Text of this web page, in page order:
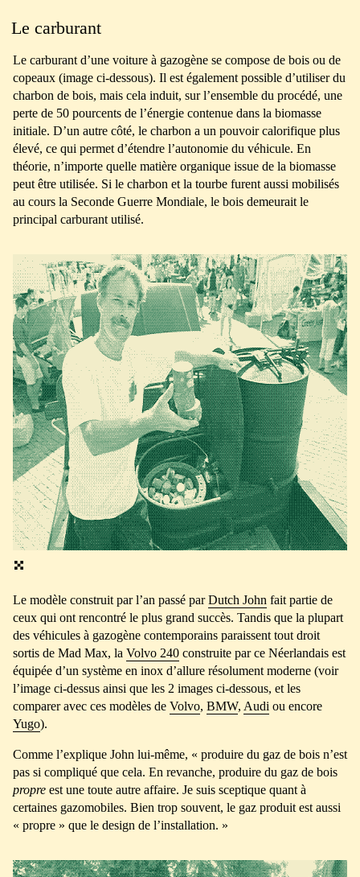
Le carburant
Le carburant d’une voiture à gazogène se compose de bois ou de
copeaux (image ci-dessous). Il est également possible d’utiliser du
charbon de bois, mais cela induit, sur l’ensemble du procédé, une
perte de 50 pourcents de l’énergie contenue dans la biomasse
initiale. D’un autre côté, le charbon a un pouvoir calorifique plus
élevé, ce qui permet d’étendre l’autonomie du véhicule. En
théorie, n’importe quelle matière organique issue de la biomasse
peut être utilisée. Si le charbon et la tourbe furent aussi mobilisés
au cours la Seconde Guerre Mondiale, le bois demeurait le
principal carburant utilisé.
Le modèle construit par l’an passé parDutch John fait partie de
ceux qui ont rencontré le plus grand succès. Tandis que la plupart
des véhicules à gazogène contemporains paraissent tout droit
sortis de Mad Max, la Volvo 240 construite par ce Néerlandais est
équipée d’un système en inox d’allure résolument moderne (voir
l’image ci-dessus ainsi que les 2 images ci-dessous, et les
comparer avec ces modèles de Volvo, BMW, Audi ou encore
Yugo).
Comme l’explique John lui-même, « produire du gaz de bois n’est
pas si compliqué que cela. En revanche, produire du gaz de bois
propre est une toute autre affaire. Je suis sceptique quant à
certaines gazomobiles. Bien trop souvent, le gaz produit est aussi
« propre » que le design de l’installation. »